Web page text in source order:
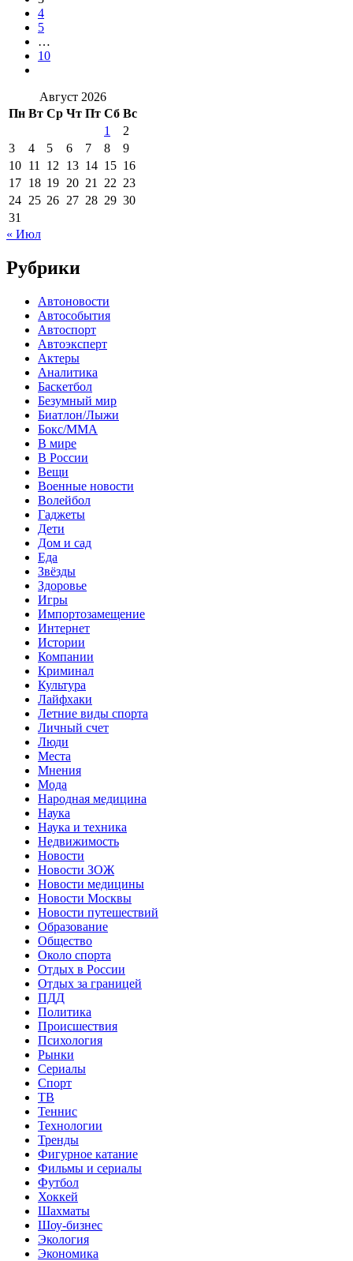
4
5
…
10
Август 2026
Пн Вт Ср Чт Пт Сб Вс
1
2
3
4 5 6 7 8
9
10 11 12 13 14 15 16
17 18 19 20 21 22 23
24 25 26 27 28 29 30
31
« Июл
Рубрики
Автоновости
Автособытия
Автоспорт
Автоэксперт
Актеры
Аналитика
Баскетбол
Безумный мир
Биатлон/Лыжи
Бокс/MMA
В мире
В России
Вещи
Военные новости
Волейбол
Гаджеты
Дети
Дом и сад
Еда
Звёзды
Здоровье
Игры
Импортозамещение
Интернет
Истории
Компании
Криминал
Культура
Лайфхаки
Летние виды спорта
Личный счет
Люди
Места
Мнения
Мода
Народная медицина
Наука
Наука и техника
Недвижимость
Новости
Новости ЗОЖ
Новости медицины
Новости Москвы
Новости путешествий
Образование
Общество
Около спорта
Отдых в России
Отдых за границей
ПДД
Политика
Происшествия
Психология
Рынки
Сериалы
Спорт
ТВ
Теннис
Технологии
Тренды
Фигурное катание
Фильмы и сериалы
Футбол
Хоккей
Шахматы
Шоу-бизнес
Экология
Экономика